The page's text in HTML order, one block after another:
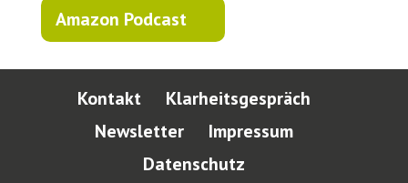
Amazon Podcast
Kontakt
Klarheitsgespräch
Newsletter
Impressum
Datenschutz